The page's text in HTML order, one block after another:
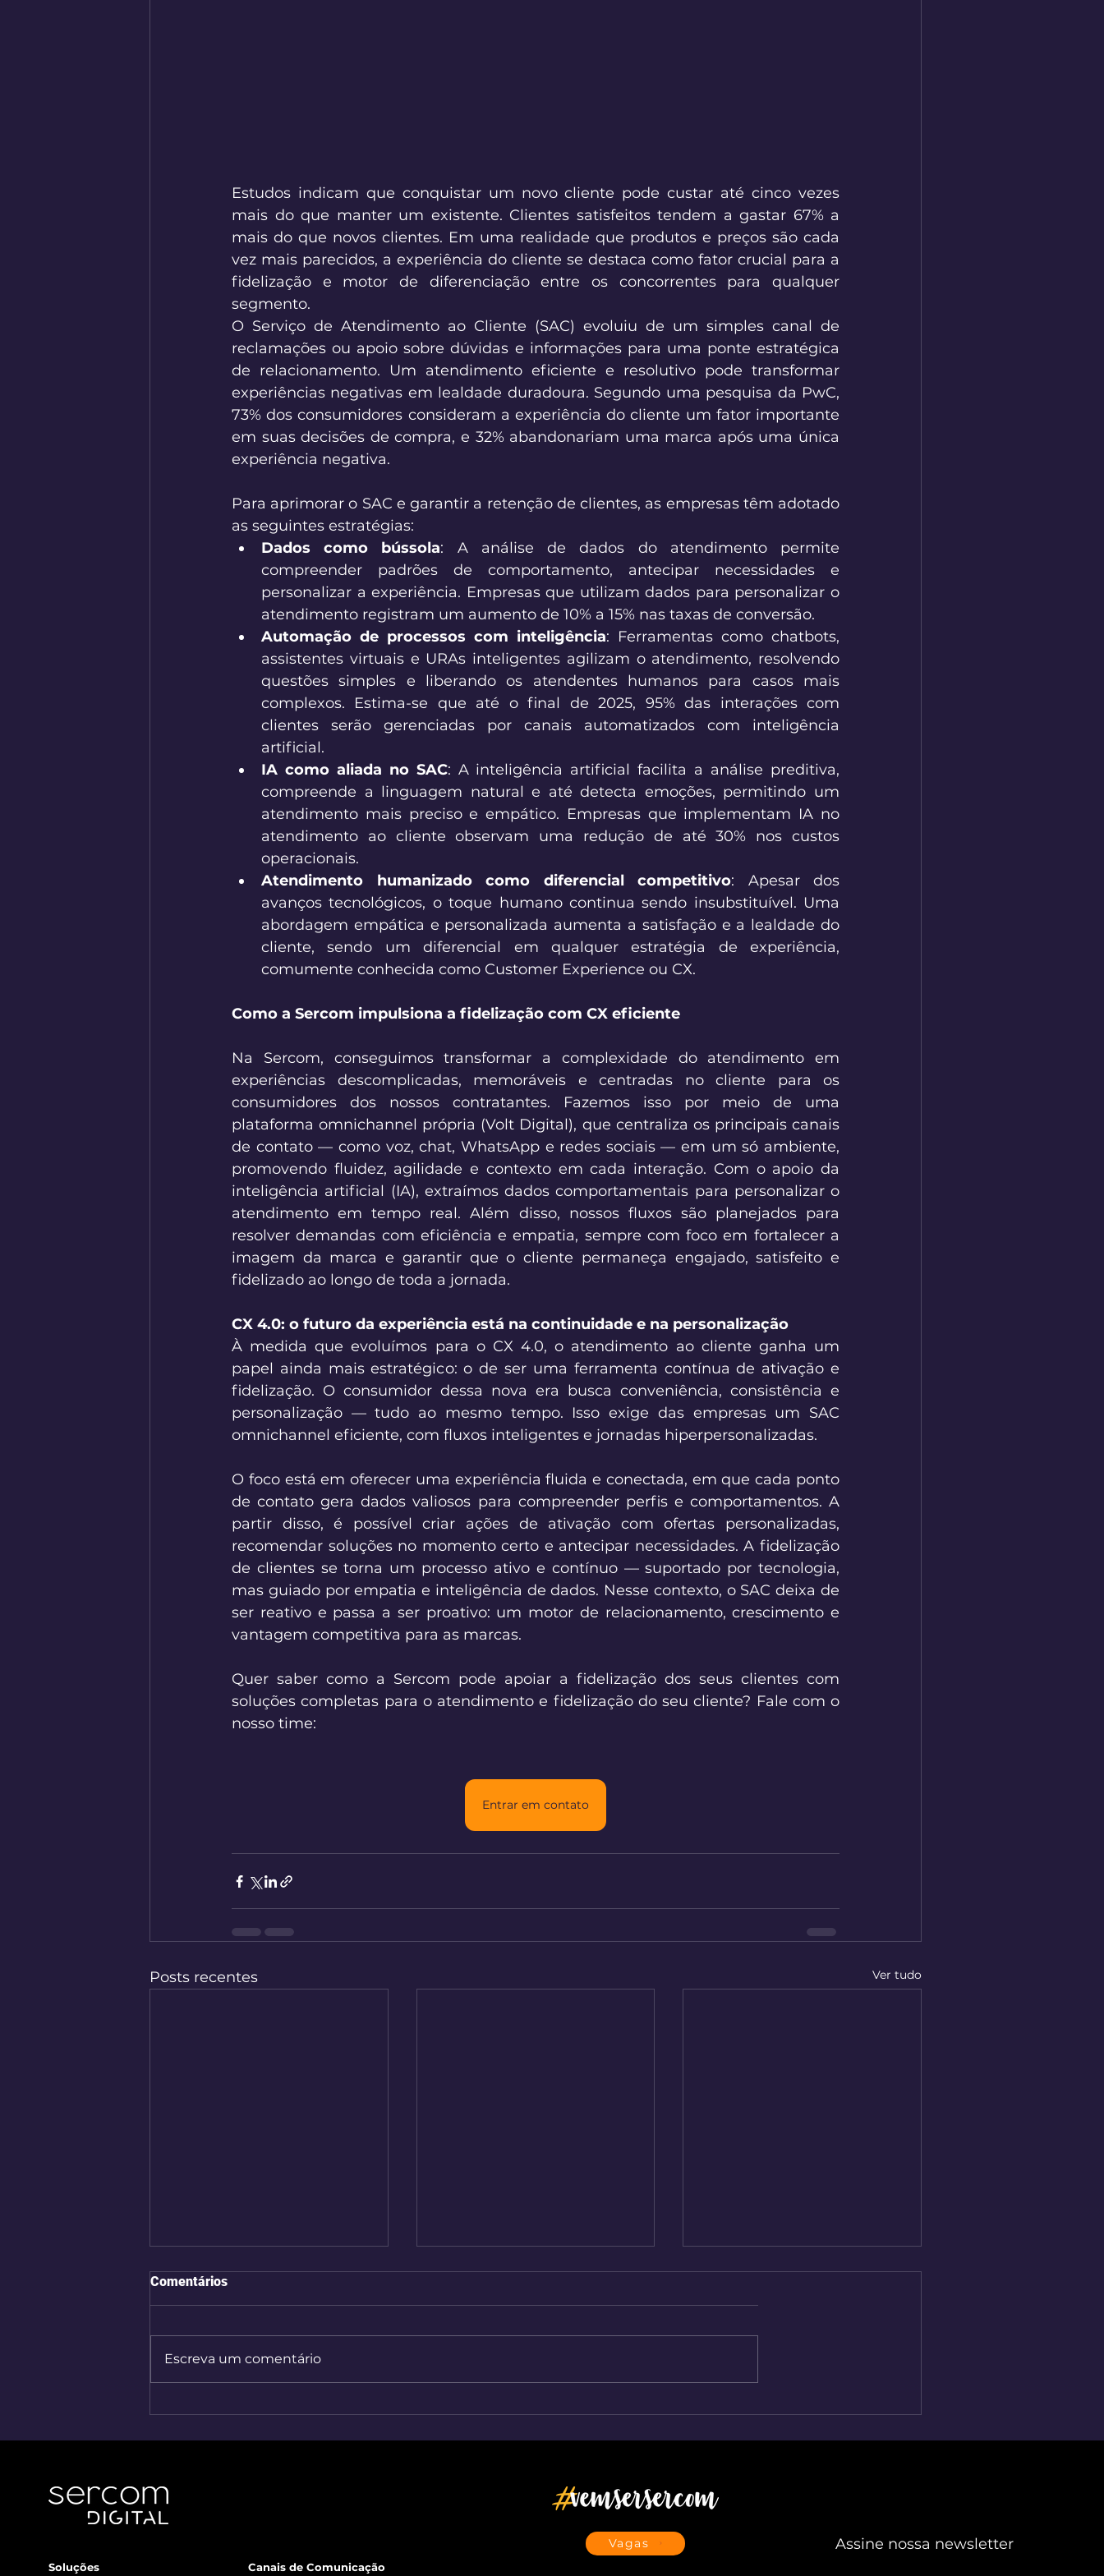
Estudos indicam que conquistar um novo cliente pode custar até cinco vezes
mais do que manter um existente. Clientes satisfeitos tendem a gastar 67% a
mais do que novos clientes. Em uma realidade que produtos e preços são cada
vez mais parecidos, a experiência do cliente se destaca como fator crucial para a
fidelização e motor de diferenciação entre os concorrentes para qualquer
segmento.
O Serviço de Atendimento ao Cliente (SAC) evoluiu de um simples canal de
reclamações ou apoio sobre dúvidas e informações para uma ponte estratégica
de relacionamento. Um atendimento eficiente e resolutivo pode transformar
experiências negativas em lealdade duradoura. Segundo uma pesquisa da PwC,
73% dos consumidores consideram a experiência do cliente um fator importante
em suas decisões de compra, e 32% abandonariam uma marca após uma única
experiência negativa.
Para aprimorar o SAC e garantir a retenção de clientes, as empresas têm adotado
as seguintes estratégias:
Dados como bússola: A análise de dados do atendimento permite
compreender padrões de comportamento, antecipar necessidades e
personalizar a experiência. Empresas que utilizam dados para personalizar o
atendimento registram um aumento de 10% a 15% nas taxas de conversão.
Automação de processos com inteligência: Ferramentas como chatbots,
assistentes virtuais e URAs inteligentes agilizam o atendimento, resolvendo
questões simples e liberando os atendentes humanos para casos mais
complexos. Estima-se que até o final de 2025, 95% das interações com
clientes serão gerenciadas por canais automatizados com inteligência
artificial.
IA como aliada no SAC: A inteligência artificial facilita a análise preditiva,
compreende a linguagem natural e até detecta emoções, permitindo um
atendimento mais preciso e empático. Empresas que implementam IA no
atendimento ao cliente observam uma redução de até 30% nos custos
operacionais.
Atendimento humanizado como diferencial competitivo: Apesar dos
avanços tecnológicos, o toque humano continua sendo insubstituível. Uma
abordagem empática e personalizada aumenta a satisfação e a lealdade do
cliente, sendo um diferencial em qualquer estratégia de experiência,
comumente conhecida como Customer Experience ou CX.
Como a Sercom impulsiona a fidelização com CX eficiente
Na Sercom, conseguimos transformar a complexidade do atendimento em
experiências descomplicadas, memoráveis e centradas no cliente para os
consumidores dos nossos contratantes. Fazemos isso por meio de uma
plataforma omnichannel própria (Volt Digital), que centraliza os principais canais
de contato — como voz, chat, WhatsApp e redes sociais — em um só ambiente,
promovendo fluidez, agilidade e contexto em cada interação. Com o apoio da
inteligência artificial (IA), extraímos dados comportamentais para personalizar o
atendimento em tempo real. Além disso, nossos fluxos são planejados para
resolver demandas com eficiência e empatia, sempre com foco em fortalecer a
imagem da marca e garantir que o cliente permaneça engajado, satisfeito e
fidelizado ao longo de toda a jornada.
CX 4.0: o futuro da experiência está na continuidade e na personalização
À medida que evoluímos para o CX 4.0, o atendimento ao cliente ganha um
papel ainda mais estratégico: o de ser uma ferramenta contínua de ativação e
fidelização. O consumidor dessa nova era busca conveniência, consistência e
personalização — tudo ao mesmo tempo. Isso exige das empresas um SAC
omnichannel eficiente, com fluxos inteligentes e jornadas hiperpersonalizadas.
O foco está em oferecer uma experiência fluida e conectada, em que cada ponto
de contato gera dados valiosos para compreender perfis e comportamentos. A
partir disso, é possível criar ações de ativação com ofertas personalizadas,
recomendar soluções no momento certo e antecipar necessidades. A fidelização
de clientes se torna um processo ativo e contínuo — suportado por tecnologia,
mas guiado por empatia e inteligência de dados. Nesse contexto, o SAC deixa de
ser reativo e passa a ser proativo: um motor de relacionamento, crescimento e
vantagem competitiva para as marcas.
Quer saber como a Sercom pode apoiar a fidelização dos seus clientes com
soluções completas para o atendimento e fidelização do seu cliente? Fale com o
nosso time:
Entrar em contato
Posts recentes Ver tudo
CX
pico de 40% nas interações?
marca por um único
Comentários
Escreva um comentário
Soluções Canais de Comunicação
Vagas Assine nossa newsletter